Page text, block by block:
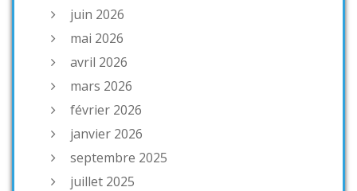
juin 2026
mai 2026
avril 2026
mars 2026
février 2026
janvier 2026
septembre 2025
juillet 2025